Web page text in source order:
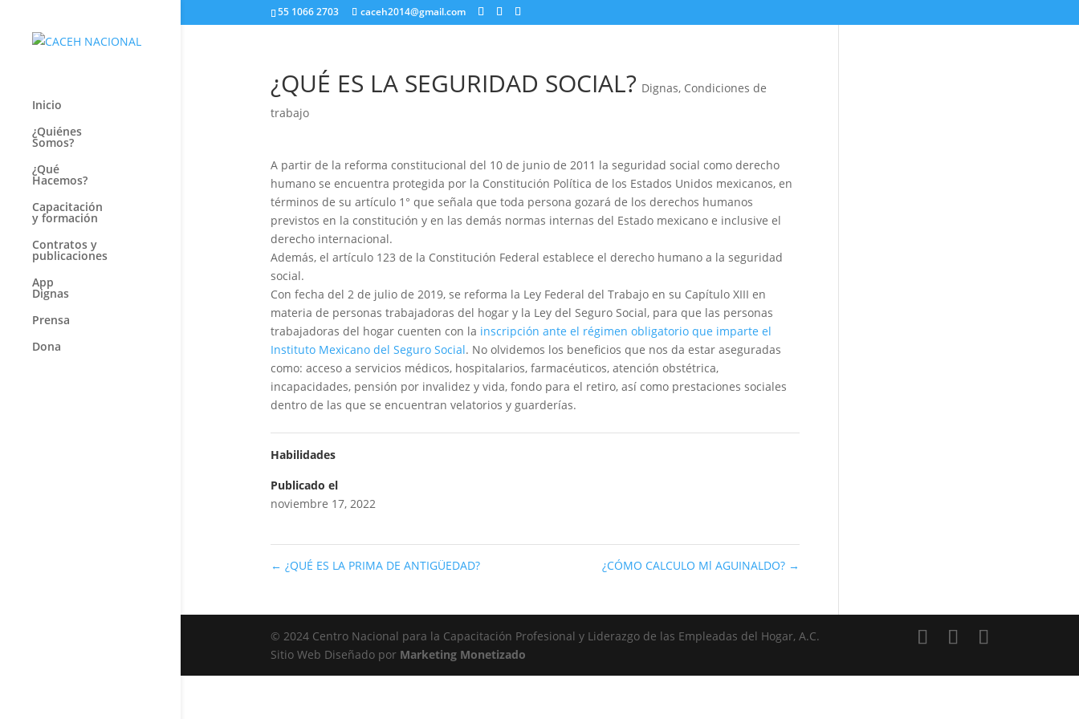
55 1066 2703 caceh2014@gmail.com
Inicio
¿Quiénes
Somos?
¿Qué
Hacemos?
Capacitación
y formación
Contratos y
publicaciones
App
Dignas
Prensa
Dona
¿QUÉ ES LA SEGURIDAD SOCIAL? Dignas, Condiciones de
trabajo
A partir de la reforma constitucional del 10 de junio de 2011 la seguridad social como derecho
humano se encuentra protegida por la Constitución Política de los Estados Unidos mexicanos, en
términos de su artículo 1° que señala que toda persona gozará de los derechos humanos
previstos en la constitución y en las demás normas internas del Estado mexicano e inclusive el
derecho internacional.
Además, el artículo 123 de la Constitución Federal establece el derecho humano a la seguridad
social.
Con fecha del 2 de julio de 2019, se reforma la Ley Federal del Trabajo en su Capítulo XIII en
materia de personas trabajadoras del hogar y la Ley del Seguro Social, para que las personas
trabajadoras del hogar cuenten con la inscripción ante el régimen obligatorio que imparte el
Instituto Mexicano del Seguro Social. No olvidemos los beneficios que nos da estar aseguradas
como: acceso a servicios médicos, hospitalarios, farmacéuticos, atención obstétrica,
incapacidades, pensión por invalidez y vida, fondo para el retiro, así como prestaciones sociales
dentro de las que se encuentran velatorios y guarderías.
Habilidades
Publicado el
noviembre 17, 2022
← ¿QUÉ ES LA PRIMA DE ANTIGÜEDAD? ¿CÓMO CALCULO Ml AGUINALDO? →
© 2024 Centro Nacional para la Capacitación Profesional y Liderazgo de las Empleadas del Hogar, A.C.
Sitio Web Diseñado por Marketing Monetizado